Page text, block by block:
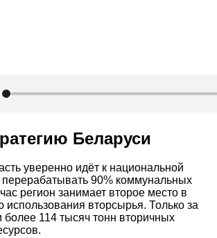
Беларуси
уверенно идёт к национальной
перерабатывать 90% коммунальных
регион занимает второе место в
использования вторсырья. Только за
более 114 тысяч тонн вторичных